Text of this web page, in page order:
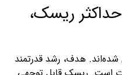
ریسک،
شده‌اند. هدف، رشد قدرتمند